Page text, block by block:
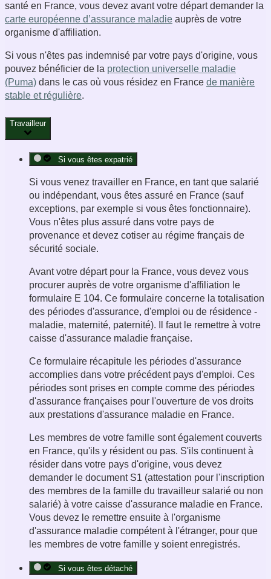
santé en France, vous devez avant votre départ demander la
carte européenne d’assurance maladie auprès de votre
organisme d'affiliation.
Si vous n'êtes pas indemnisé par votre pays d'origine, vous
pouvez bénéficier de la protection universelle maladie
(Puma) dans le cas où vous résidez en France de manière
stable et régulière.
Travailleur
Si vous êtes expatrié
Si vous venez travailler en France, en tant que salarié
ou indépendant, vous êtes assuré en France (sauf
exceptions, par exemple si vous êtes fonctionnaire).
Vous n'êtes plus assuré dans votre pays de
provenance et devez cotiser au régime français de
sécurité sociale.
Avant votre départ pour la France, vous devez vous
procurer auprès de votre organisme d'affiliation le
formulaire E 104. Ce formulaire concerne la totalisation
des périodes d'assurance, d'emploi ou de résidence -
maladie, maternité, paternité). Il faut le remettre à votre
caisse d'assurance maladie française.
Ce formulaire récapitule les périodes d'assurance
accomplies dans votre précédent pays d'emploi. Ces
périodes sont prises en compte comme des périodes
d'assurance françaises pour l'ouverture de vos droits
aux prestations d'assurance maladie en France.
Les membres de votre famille sont également couverts
en France, qu'ils y résident ou pas. S'ils continuent à
résider dans votre pays d'origine, vous devez
demander le document S1 (attestation pour l'inscription
des membres de la famille du travailleur salarié ou non
salarié) à votre caisse d'assurance maladie en France.
Vous devez le remettre ensuite à l'organisme
d'assurance maladie compétent à l'étranger, pour que
les membres de votre famille y soient enregistrés.
Si vous êtes détaché